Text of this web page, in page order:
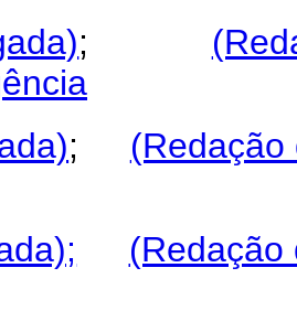
;
; (Redação
(Redação